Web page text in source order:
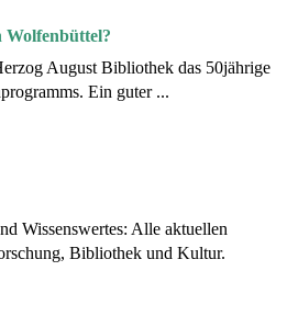
August Bibliothek das 50jährige
Ein guter ...
Wissenswertes: Alle aktuellen
Bibliothek und Kultur.